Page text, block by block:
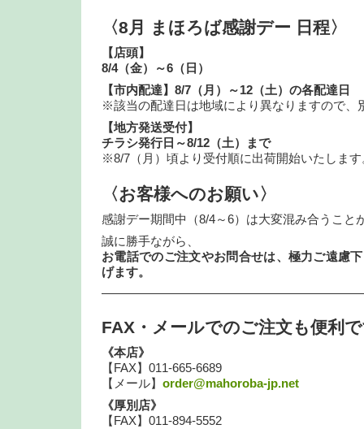
〈8月 まほろば感謝デー 日程〉
【店頭】
8/4（金）～6（日）
【市内配達】8/7（月）～12（土）の各配達日
※該当の配達日は地域により異なりますので、
【地方発送受付】
チラシ発行日～8/12（土）まで
※8/7（月）頃より受付順に出荷開始いたします
〈お客様へのお願い〉
感謝デー期間中（8/4～6）は大変混み合うこと
誠に勝手ながら、
お電話でのご注文やお問合せは、極力ご遠慮
げます。
FAX・メールでのご注文も便利
《本店》
【FAX】011-665-6689
【メール】 order@mahoroba-jp.net
《厚別店》
【FAX】011-894-5552